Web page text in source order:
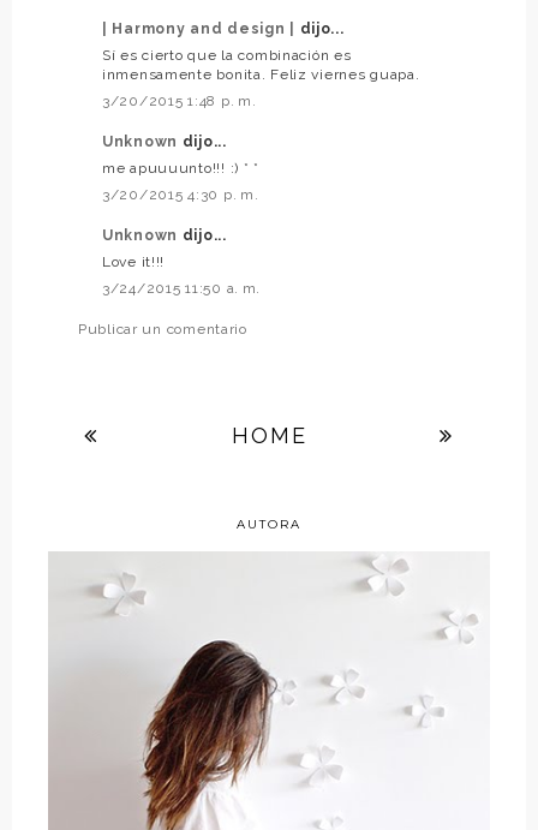
| Harmony and design |
dijo...
Sí es cierto que la combinación es
inmensamente bonita. Feliz viernes guapa.
3/20/2015 1:48 p. m.
Unknown dijo...
me apuuuunto!!! :) * *
3/20/2015 4:30 p. m.
Unknown dijo...
Love it!!!
3/24/2015 11:50 a. m.
Publicar un comentario
HOME
AUTORA